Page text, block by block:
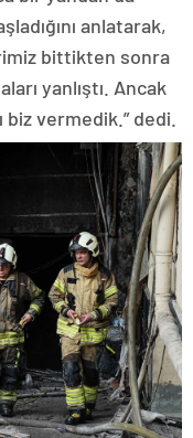
anlatarak,
bittikten sonra
yanlıştı. Ancak
biz vermedik.” dedi.